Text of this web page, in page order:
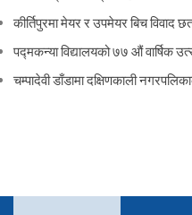
कीर्तिपुरमा मेयर र उपमेयर बिच विवाद
पद्मकन्या विद्यालयको ७७ औं ‌‌वार्षिक
चम्पादेवी डाँडामा दक्षिणकाली